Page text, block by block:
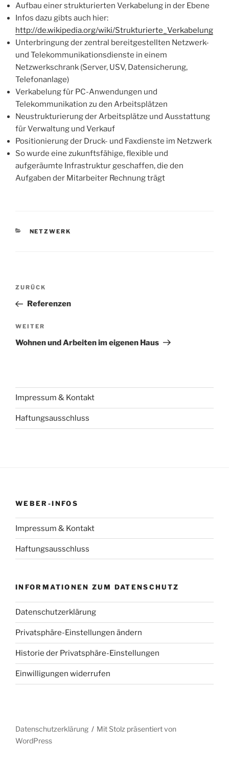
Aufbau einer strukturierten Verkabelung in der Ebene
Infos dazu gibts auch hier:
http://de.wikipedia.org/wiki/Strukturierte_Verkabelung
Unterbringung der zentral bereitgestellten Netzwerk-
und Telekommunikationsdienste in einem
Netzwerkschrank (Server, USV, Datensicherung,
Telefonanlage)
Verkabelung für PC-Anwendungen und
Telekommunikation zu den Arbeitsplätzen
Neustrukturierung der Arbeitsplätze und Ausstattung
für Verwaltung und Verkauf
Positionierung der Druck- und Faxdienste im Netzwerk
So wurde eine zukunftsfähige, flexible und
aufgeräumte Infrastruktur geschaffen, die den
Aufgaben der Mitarbeiter Rechnung trägt
KATEGORIEN
NETZWERK
Beitragsnavigation
Vorheriger
Beitrag
ZURÜCK
Referenzen
Nächster
Beitrag
WEITER
Wohnen und Arbeiten im eigenen Haus
Impressum & Kontakt
Haftungsausschluss
WEBER-INFOS
Impressum & Kontakt
Haftungsausschluss
INFORMATIONEN ZUM DATENSCHUTZ
Datenschutzerklärung
Privatsphäre-Einstellungen ändern
Historie der Privatsphäre-Einstellungen
Einwilligungen widerrufen
Datenschutzerklärung
Mit Stolz präsentiert von
WordPress